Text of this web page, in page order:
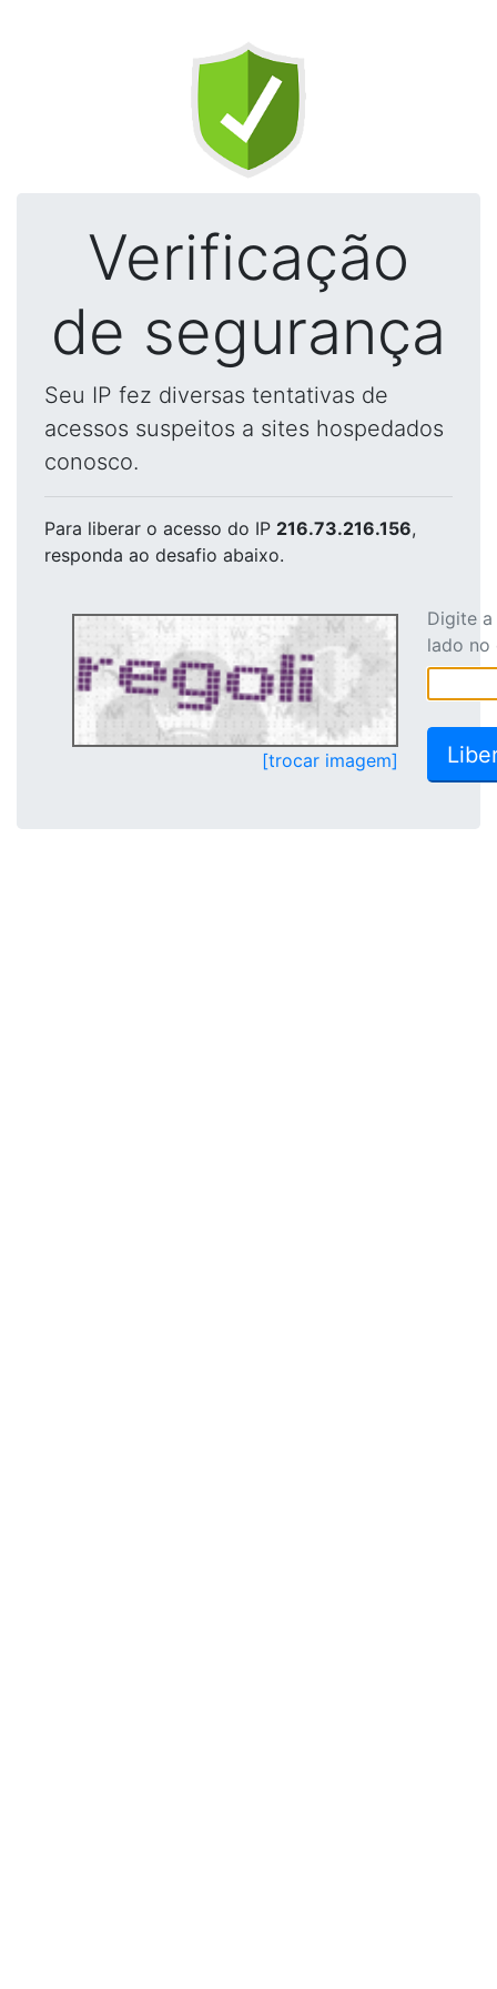
Verificação
de segurança
Seu IP fez diversas tentativas de
acessos suspeitos a sites hospedados
conosco.
Para liberar o acesso do IP 216.73.216.156,
responda ao desafio abaixo.
[trocar imagem]
Digite
lado no